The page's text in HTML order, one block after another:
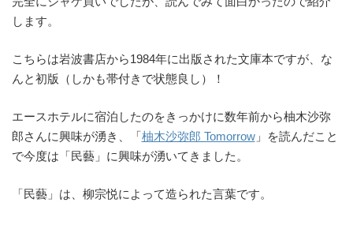
します。
こちらは岩波書店から1984年に出版された文庫本ですが、な
んと初版（しかも帯付きで状態良し）！
エースホテルに宿泊したのをきっかけに数年前から柚木沙弥
郎さんに興味が湧き、「 柚木沙弥郎 Tomorrow」を読んだこと
で今度は「民藝」に興味が湧いてきました。
「民藝」は、柳宗悦によって造られた言葉です。